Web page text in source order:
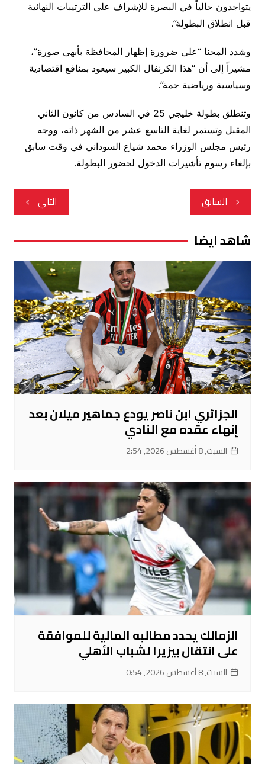
يتواجدون حالياً في البصرة للإشراف على الترتيبات النهائية
قبل انطلاق البطولة”.
وشدد المحنا “على ضرورة إظهار المحافظة بأبهى صورة”،
مشيراً إلى أن “هذا الكرنفال الكبير سيعود بمنافع اقتصادية
وسياسية ورياضية جمة”.
وتنطلق بطولة خليجي 25 في السادس من كانون الثاني
المقبل وتستمر لغاية التاسع عشر من الشهر ذاته، ووجه
رئيس مجلس الوزراء محمد شياع السوداني في وقت سابق
بإلغاء رسوم تأشيرات الدخول لحضور البطولة.
تصفّح
المقالات
السابق التالي
شاهد ايضا
الجزائري ابن ناصر يودع جماهير ميلان بعد
إنهاء عقده مع النادي
السبت, 8 أغسطس 2026, 2:54
الزمالك يحدد مطالبه المالية للموافقة
على انتقال بيزيرا لشباب الأهلي
السبت, 8 أغسطس 2026, 0:54